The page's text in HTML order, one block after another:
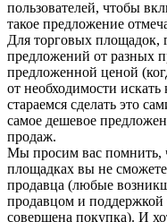
пользователей, чтобы
такое предложение
Для торговых площадок,
предложений от разных
предложенной ценой
от необходимости
стараемся сделать это
самое дешевое
продаж.
Мы просим вас помнить,
площадках вы не
продавца (любые
продавцом и поддержкой
совершена покупка). И